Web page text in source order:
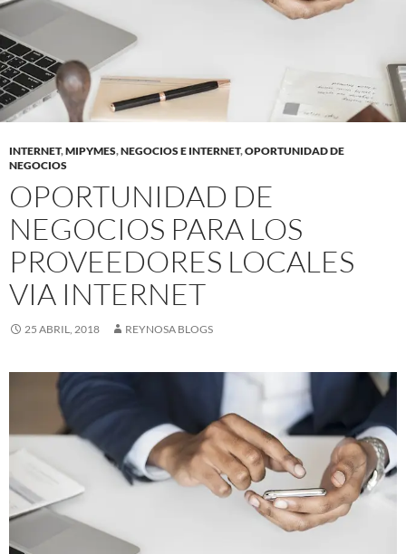
INTERNET,MIPYMES,NEGOCIOS E INTERNET,OPORTUNIDAD DE
NEGOCIOS
OPORTUNIDAD DE
NEGOCIOS PARA LOS
PROVEEDORES LOCALES
VIA INTERNET
25 ABRIL, 2018 REYNOSA BLOGS